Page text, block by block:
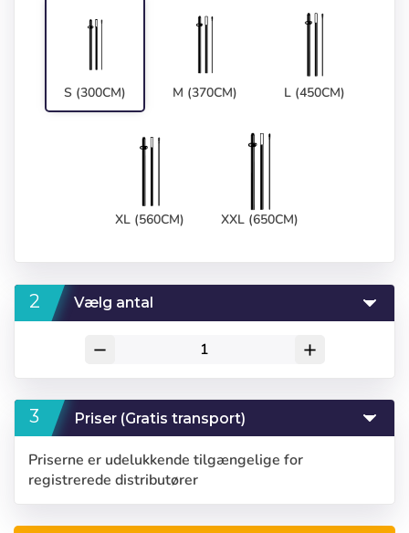
S (300CM) M (370CM) L (450CM)
XL (560CM) XXL (650CM)
Vælg antal
remove add
Priser (Gratis transport)
Priserne er udelukkende tilgængelige for
registrerede distributører